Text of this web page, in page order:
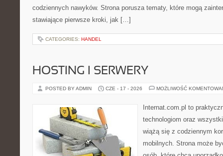
codziennych nawyków. Strona porusza tematy, które mogą
stawiające pierwsze kroki, jak […]
CATEGORIES: HANDEL
HOSTING I SERWERY
POSTED BY ADMIN CZE - 17 - 2026 MOŻLIWOŚĆ
Internat.com.pl to
technologiom oraz
wiążą się z codziennym
mobilnych. Strona może